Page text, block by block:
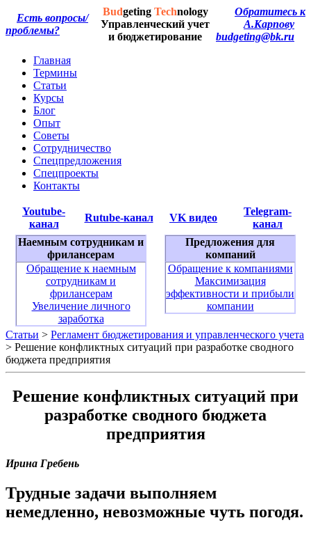
Есть вопросы/
проблемы?
Budgeting Technology
Управленческий учет
и бюджетирование
Обратитесь к
А.Карпову
budgeting@bk.ru
Главная
Термины
Статьи
Курсы
Блог
Опыт
Советы
Сотрудничество
Спецпредложения
Спецпроекты
Контакты
Youtube-
канал
Rutube-канал VK видео
Telegram-
канал
Наемным сотрудникам и
фрилансерам
Обращение к наемным
сотрудникам и
фрилансерам
Увеличение личного
заработка
Предложения для
компаний
Обращение к компаниями
Максимизация
эффективности и прибыли
компании
Статьи > Регламент бюджетирования и управленческого учета
> Решение конфликтных ситуаций при разработке сводного
бюджета предприятия
Решение конфликтных ситуаций при
разработке сводного бюджета
предприятия
Ирина Гребень
Трудные задачи выполняем
немедленно, невозможные чуть погодя.